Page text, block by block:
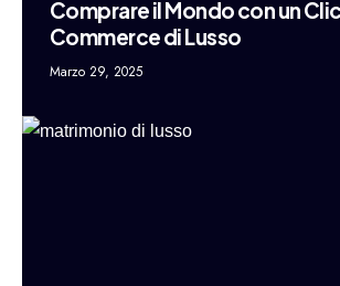
Comprare il Mondo con un
Commerce di Lusso
Marzo 29, 2025